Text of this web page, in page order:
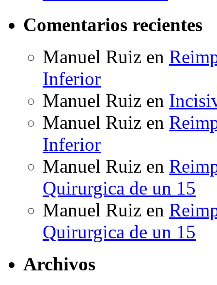
Comentarios recientes
Manuel Ruiz en
Inferior
Manuel Ruiz en
Manuel Ruiz en
Inferior
Manuel Ruiz en
Quirurgica de un 15
Manuel Ruiz en
Quirurgica de un 15
Archivos